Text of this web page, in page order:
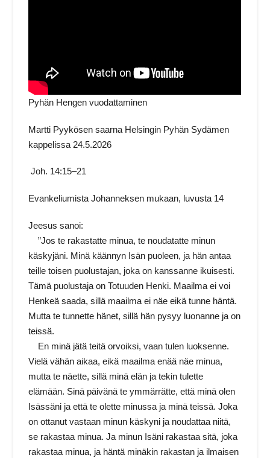
Pyhän Hengen vuodattaminen
Martti Pyykösen saarna Helsingin Pyhän Sydämen
kappelissa 24.5.2026
Joh. 14:15–21
Evankeliumista Johanneksen mukaan, luvusta 14
Jeesus sanoi:
”Jos te rakastatte minua, te noudatatte minun
käskyjäni. Minä käännyn Isän puoleen, ja hän antaa
teille toisen puolustajan, joka on kanssanne ikuisesti.
Tämä puolustaja on Totuuden Henki. Maailma ei voi
Henkeä saada, sillä maailma ei näe eikä tunne häntä.
Mutta te tunnette hänet, sillä hän pysyy luonanne ja on
teissä.
En minä jätä teitä orvoiksi, vaan tulen luoksenne.
Vielä vähän aikaa, eikä maailma enää näe minua,
mutta te näette, sillä minä elän ja tekin tulette
elämään. Sinä päivänä te ymmärrätte, että minä olen
Isässäni ja että te olette minussa ja minä teissä. Joka
on ottanut vastaan minun käskyni ja noudattaa niitä,
se rakastaa minua. Ja minun Isäni rakastaa sitä, joka
rakastaa minua, ja häntä minäkin rakastan ja ilmaisen